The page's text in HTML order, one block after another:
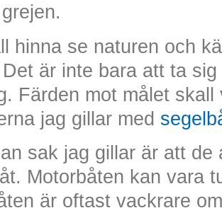
hinna se naturen och
är inte bara att ta
Färden mot målet
jag gillar med
sak jag gillar är att
Motorbåten kan vara
är oftast vackrare